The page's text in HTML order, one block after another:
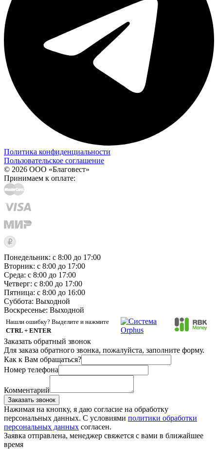
Политика конфиденциальности
Пользовательское соглашение
© 2026 ООО «Благовест»
Принимаем к оплате:
Понедельник: с 8:00 до 17:00
Вторник: с 8:00 до 17:00
Среда: с 8:00 до 17:00
Четверг: с 8:00 до 17:00
Пятница: с 8:00 до 16:00
Суббота: Выходной
Воскресенье: Выходной
Нашли ошибку? Выделите и нажмите
CTRL + ENTER
Заказать обратный звонок
Для заказа обратного звонка, пожалуйста, заполните форму.
Как к Вам обращаться?
Номер телефона
Комментарий
Заказать звонок
Нажимая на кнопку, я даю согласие на обработку
персональных данных. С условиями политики обработки
персональных данных согласен.
Заявка отправлена, менеджер свяжется с вами в ближайшее
время